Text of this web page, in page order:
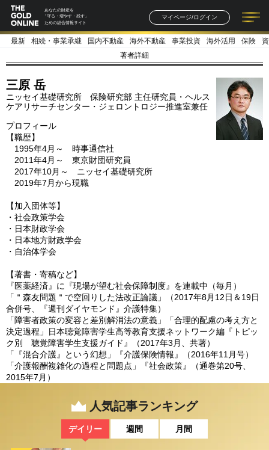
あなたの財産を
「守る・増やす・残す」
ための総合情報サイト
マイページ/ログイン
記事一覧 連載一覧
著者一覧 書籍一覧
最新 相続・事業承継 国内不動産 海外不動産 事業投資 海外活用 保険
著者詳細
三原 岳
ニッセイ基礎研究所 保険研究部 主任研究員・ヘルス
ケアリサーチセンター・ジェロントロジー推進室兼任
プロフィール
【職歴】
1995年4月～ 時事通信社
2011年4月～ 東京財団研究員
2017年10月～ ニッセイ基礎研究所
2019年7月から現職
【加入団体等】
・社会政策学会
・日本財政学会
・日本地方財政学会
・自治体学会
【著書・寄稿など】
『医薬経済』に『現場が望む社会保障制度』を連載中（毎月）
「＂森友問題＂で空回りした法改正論議」（2017年8月12日＆19日
合併号、『週刊ダイヤモンド』介護特集）
「障害者政策の変容と差別解消法の意義」「合理的配慮の考え方と
決定過程」日本聴覚障害学生高等教育支援ネットワーク編『トピッ
ク別 聴覚障害学生支援ガイド』（2017年3月、共著）
「『混合介護』という幻想」『介護保険情報』（2016年11月号）
「介護報酬複雑化の過程と問題点」『社会政策』（通巻第20号、
2015年7月）
人気記事ランキング
デイリー 週間 月間